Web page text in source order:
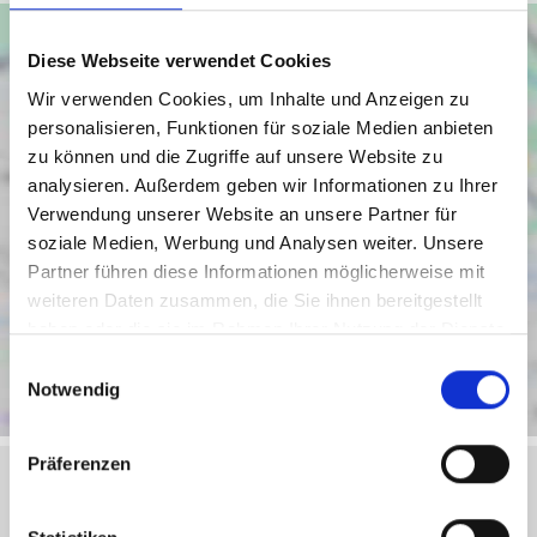
Diese Webseite verwendet Cookies
Wir verwenden Cookies, um Inhalte und Anzeigen zu
personalisieren, Funktionen für soziale Medien anbieten
zu können und die Zugriffe auf unsere Website zu
analysieren. Außerdem geben wir Informationen zu Ihrer
Verwendung unserer Website an unsere Partner für
soziale Medien, Werbung und Analysen weiter. Unsere
Partner führen diese Informationen möglicherweise mit
weiteren Daten zusammen, die Sie ihnen bereitgestellt
haben oder die sie im Rahmen Ihrer Nutzung der Dienste
Notwendig
Präferenzen